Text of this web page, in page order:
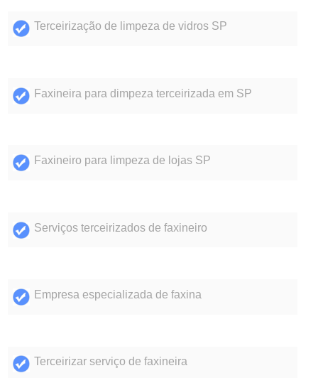
Terceirização de limpeza de vidros SP
Faxineira para dimpeza terceirizada em SP
Faxineiro para limpeza de lojas SP
Serviços terceirizados de faxineiro
Empresa especializada de faxina
Terceirizar serviço de faxineira